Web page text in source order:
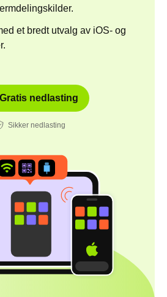
et bredt utvalg av iOS- og
Gratis nedlasting
Sikker nedlasting